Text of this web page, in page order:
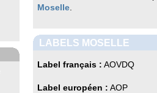
Moselle
LABELS MOSELLE
Label français : AOVDQ
Label européen : AOP